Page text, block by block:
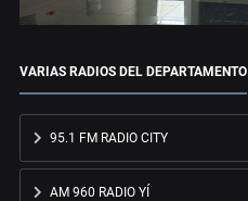
VARIAS RADIOS DEL DEPARTAMENTO
95.1 FM RADIO CITY
AM 960 RADIO YÍ